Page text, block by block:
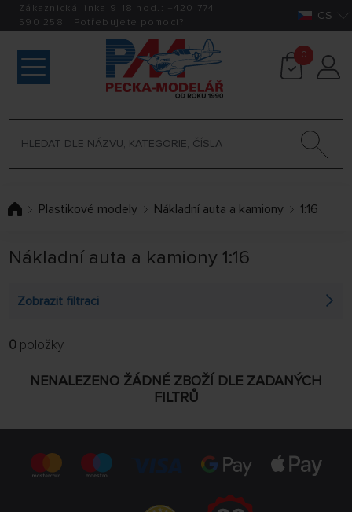
Zákaznická linka 9-18 hod.: +420 774
590 258 | Potřebujete pomoci? CS
0
Plastikové modely Nákladní auta a kamiony 1:16
Nákladní auta a kamiony 1:16
Zobrazit filtraci
VÝROBCI
jen skladem
0 položky
NENALEZENO ŽÁDNÉ ZBOŽÍ DLE ZADANÝCH
FILTRŮ